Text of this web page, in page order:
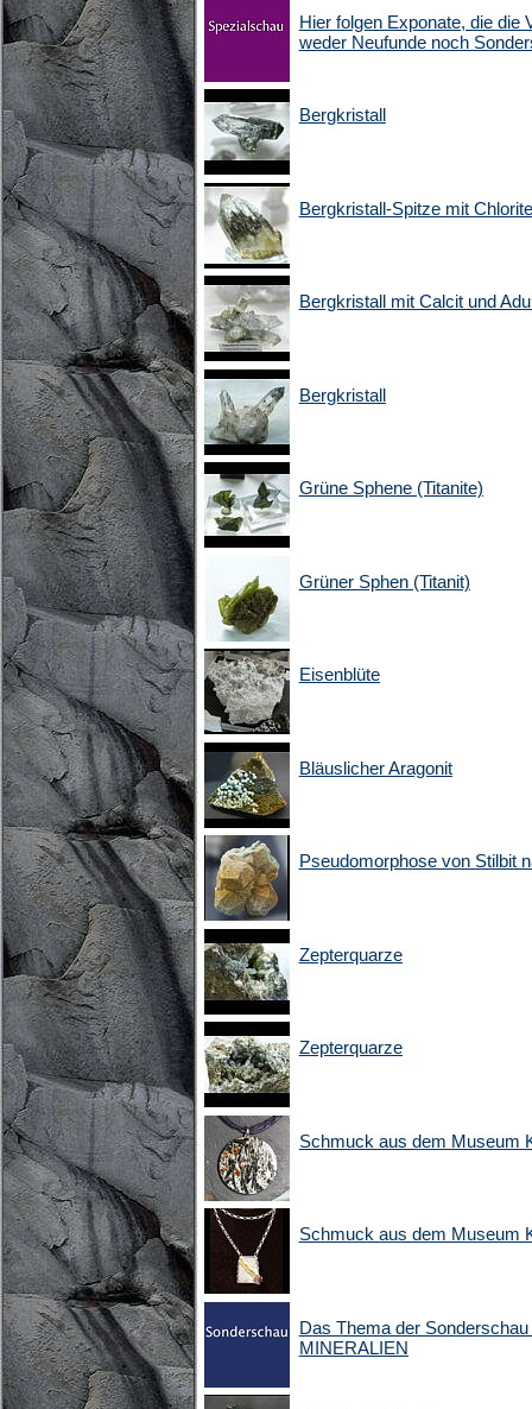
Hier folgen Exponate, die die
weder Neufunde noch
Bergkristall
Bergkristall-Spitze mit
Bergkristall mit Calcit und
Bergkristall
Grüne Sphene (Titanite)
Grüner Sphen (Titanit)
Eisenblüte
Bläuslicher Aragonit
Pseudomorphose von Stilbit
Zepterquarze
Zepterquarze
Schmuck aus dem Museum
Schmuck aus dem Museum
Das Thema der
MINERALIEN